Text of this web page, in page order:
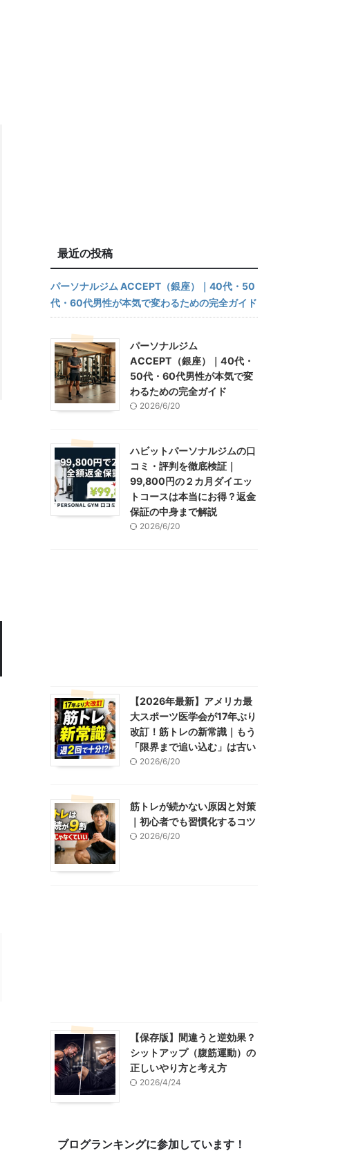
最近の投稿
パーソナルジム ACCEPT（銀座）｜40代・50
代・60代男性が本気で変わるための完全ガイド
パーソナルジム
ACCEPT（銀座）｜40代・
50代・60代男性が本気で変
わるための完全ガイド
2026/6/20
ハビットパーソナルジムの口
コミ・評判を徹底検証｜
99,800円の２カ月ダイエッ
トコースは本当にお得？返金
保証の中身まで解説
2026/6/20
【2026年最新】アメリカ最
大スポーツ医学会が17年ぶり
改訂！筋トレの新常識｜もう
「限界まで追い込む」は古い
2026/6/20
筋トレが続かない原因と対策
｜初心者でも習慣化するコツ
2026/6/20
【保存版】間違うと逆効果？
シットアップ（腹筋運動）の
正しいやり方と考え方
2026/4/24
ブログランキングに参加しています！